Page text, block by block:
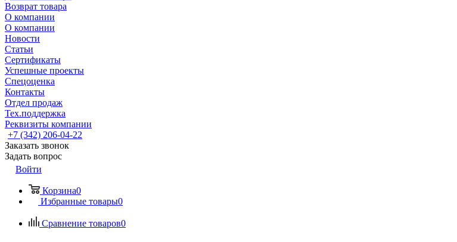
Возврат товара
О компании
О компании
Новости
Статьи
Сертификаты
Успешные проекты
Спецоценка
Контакты
Отдел продаж
Тех.поддержка
Реквизиты компании
+7 (342) 206-04-22
Заказать звонок
Задать вопрос
Войти
Корзина0
Избранные товары0
Сравнение товаров0